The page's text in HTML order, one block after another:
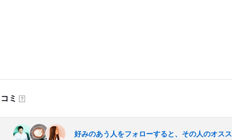
ミ ？
好みのあう人をフォローすると、その人のオス